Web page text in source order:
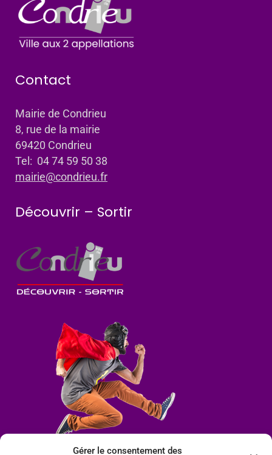
Gérer le consentement des
Contact
Mairie de Condrieu
8, rue de la mairie
69420 Condrieu
Tel: 04 74 59 50 38
mairie@condrieu.fr
Découvrir – Sortir